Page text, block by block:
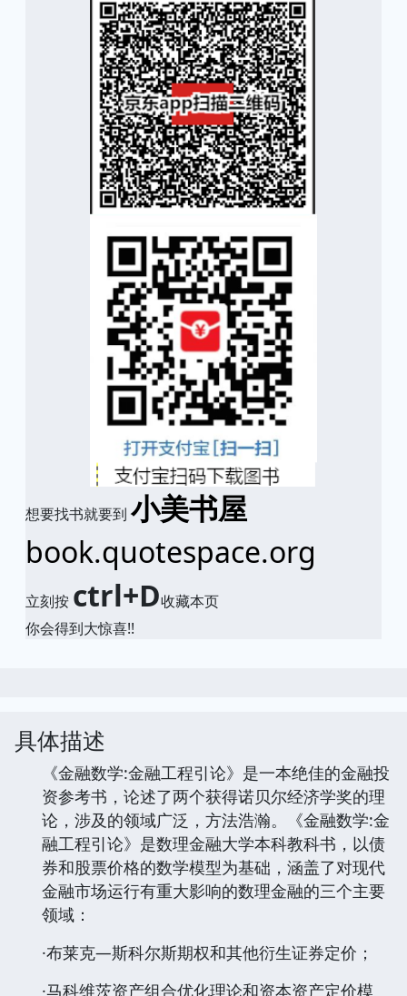
想要找书就要到 小美书屋
book.quotespace.org
立刻按 ctrl+D收藏本页
你会得到大惊喜!!
具体描述
《金融数学:金融工程引论》是一本绝佳的金融投
资参考书，论述了两个获得诺贝尔经济学奖的理
论，涉及的领域广泛，方法浩瀚。《金融数学:金
融工程引论》是数理金融大学本科教科书，以债
券和股票价格的数学模型为基础，涵盖了对现代
金融市场运行有重大影响的数理金融的三个主要
领域：
·布莱克—斯科尔斯期权和其他衍生证券定价；
·马科维茨资产组合优化理论和资本资产定价模